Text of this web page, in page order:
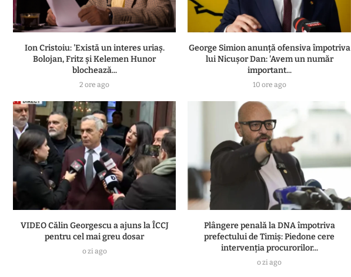
Ion Cristoiu: 'Există un interes uriaș.
Bolojan, Fritz și Kelemen Hunor
blochează...
2 ore ago
George Simion anunță ofensiva împotriva
lui Nicușor Dan: 'Avem un număr
important...
10 ore ago
VIDEO Călin Georgescu a ajuns la ÎCCJ
pentru cel mai greu dosar
o zi ago
Plângere penală la DNA împotriva
prefectului de Timiș: Piedone cere
intervenția procurorilor...
o zi ago